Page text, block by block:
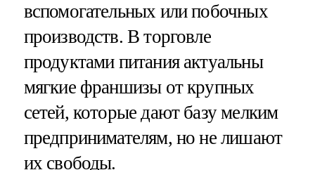
вспомогательных или побочных
производств. В торговле
продуктами питания актуальны
мягкие франшизы от крупных
сетей, которые дают базу мелким
предпринимателям, но не лишают
их свободы.